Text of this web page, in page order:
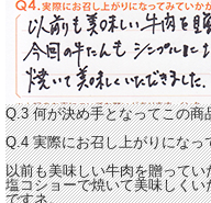
Q.3 何が決め手となってこの商
Q.4 実際にお召し上がりになっ
以前も美味しい牛肉を贈って
塩コショーで焼いて美味しくい
ですネ。